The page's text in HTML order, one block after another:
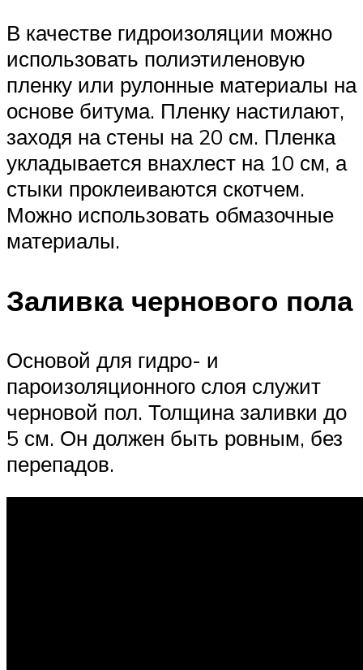
В качестве гидроизоляции можно
использовать полиэтиленовую
пленку или рулонные материалы на
основе битума. Пленку настилают,
заходя на стены на 20 см. Пленка
укладывается внахлест на 10 см, а
стыки проклеиваются скотчем.
Можно использовать обмазочные
материалы.
Заливка чернового пола
Основой для гидро- и
пароизоляционного слоя служит
черновой пол. Толщина заливки до
5 см. Он должен быть ровным, без
перепадов.